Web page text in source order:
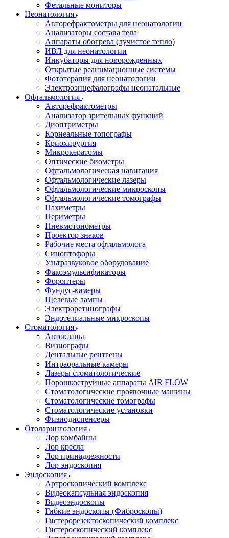
Фетальные мониторы
Неонатология
Авторефрактометры для неонатологии
Анализаторы состава тела
Аппараты обогрева (лучистое тепло)
ИВЛ для неонатологии
Инкубаторы для новорожденных
Открытые реанимационные системы
Фототерапия для неонатологии
Электроэнцефалографы неонатальные
Офтальмология
Авторефрактометры
Анализатор зрительных функций
Диоптриметры
Корнеальные топографы
Криохирургия
Микрокератомы
Оптические биометры
Офтальмологическая навигация
Офтальмологические лазеры
Офтальмологические микроскопы
Офтальмологические томографы
Пахиметры
Периметры
Пневмотонометры
Проектор знаков
Рабочие места офтальмолога
Синоптофоры
Ультразвуковое оборудование
Факоэмульсификаторы
Фороптеры
Фундус-камеры
Щелевые лампы
Электроретинографы
Эндотелиальные микроскопы
Стоматология
Автоклавы
Визиографы
Дентальные рентгены
Интраоральные камеры
Лазеры стоматологические
Порошкоструйные аппараты AIR FLOW
Стоматологические проявочные машины
Стоматологические томографы
Стоматологические установки
Физиодиспенсеры
Отоларингология
Лор комбайны
Лор кресла
Лор принадлежности
Лор эндоскопия
Эндоскопия
Артроскопический комплекс
Видеокапсульная эндоскопия
Видеоэндоскопы
Гибкие эндоскопы (Фиброcкопы)
Гистерорезектоскопический комплекс
Гистероскопический комплекс